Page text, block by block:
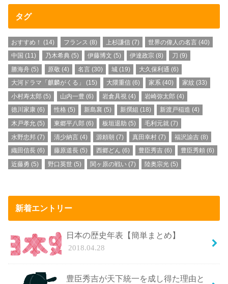
タグ
おすすめ！ (14) フランス (8) 上杉謙信(7) 世界の偉人の名言 (40)
中国 (11) 乃木希典(5) 伊藤博文 (5) 伊達政宗 (8) 刀 (9)
勝海舟 (5) 原敬 (4) 名言(30) 城 (19) 大久保利通 (6)
大河ドラマ「麒麟がくる」
(15) 大隈重信(6) 家系(40) 家紋 (33)
小村寿太郎 (5) 山内一豊 (6) 岩倉具視(4) 岩崎弥太郎 (4)
徳川家康 (6) 性格 (5) 新島襄 (5) 新撰組 (18) 新渡戸稲造 (4)
木戸孝允 (5) 東郷平八郎 (6) 板垣退助 (5) 毛利元就 (7)
水野忠邦 (7) 清少納言(4) 源頼朝 (7) 真田幸村 (7) 福沢諭吉 (8)
織田信長 (6) 藤原道長(5) 西郷どん (6) 豊臣秀吉 (6) 豊臣秀頼 (6)
近藤勇 (5) 野口英世(5) 関ヶ原の戦い(7) 陸奥宗光 (5)
新着エントリー
日本の歴史年表【簡単まとめ】
2018.04.28
豊臣秀吉が天下統一を成し得た理由と